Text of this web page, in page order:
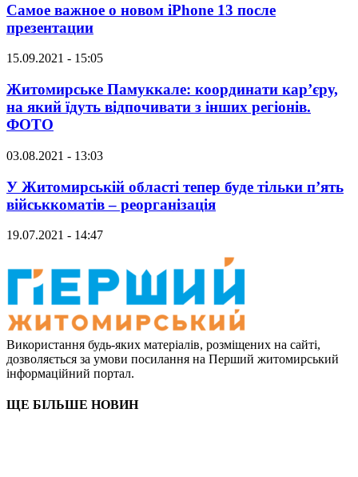
Самое важное о новом iPhone 13 после
презентации
15.09.2021 - 15:05
Житомирське Памуккале: координати кар’єру,
на який їдуть відпочивати з інших регіонів.
ФОТО
03.08.2021 - 13:03
У Житомирській області тепер буде тільки п’ять
військкоматів – реорганізація
19.07.2021 - 14:47
Використання будь-яких матеріалів, розміщених на сайті,
дозволяється за умови посилання на Перший житомирський
інформаційний портал.
ЩЕ БІЛЬШЕ НОВИН